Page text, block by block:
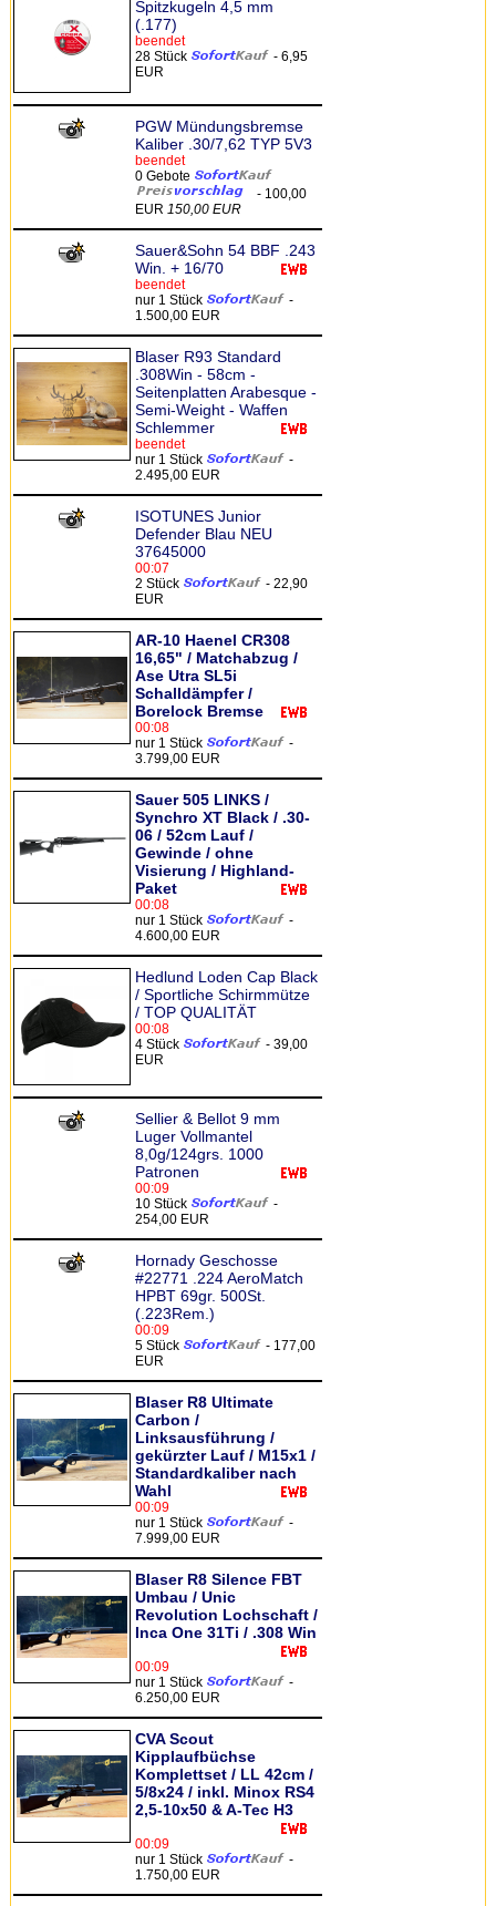
Spitzkugeln 4,5 mm
(.177)
beendet
28 Stück
- 6,95
EUR
PGW Mündungsbremse
Kaliber .30/7,62 TYP 5V3
beendet
0 Gebote
- 100,00
EUR 150,00 EUR
Sauer&Sohn 54 BBF .243
Win. + 16/70
beendet
nur 1 Stück
-
1.500,00 EUR
Blaser R93 Standard
.308Win - 58cm -
Seitenplatten Arabesque -
Semi-Weight - Waffen
Schlemmer
beendet
nur 1 Stück
-
2.495,00 EUR
ISOTUNES Junior
Defender Blau NEU
37645000
00:07
2 Stück
- 22,90
EUR
AR-10 Haenel CR308
16,65" / Matchabzug /
Ase Utra SL5i
Schalldämpfer /
Borelock Bremse
00:08
nur 1 Stück
-
3.799,00 EUR
Sauer 505 LINKS /
Synchro XT Black / .30-
06 / 52cm Lauf /
Gewinde / ohne
Visierung / Highland-
Paket
00:08
nur 1 Stück
-
4.600,00 EUR
Hedlund Loden Cap Black
/ Sportliche Schirmmütze
/ TOP QUALITÄT
00:08
4 Stück
- 39,00
EUR
Sellier & Bellot 9 mm
Luger Vollmantel
8,0g/124grs. 1000
Patronen
00:09
10 Stück
-
254,00 EUR
Hornady Geschosse
#22771 .224 AeroMatch
HPBT 69gr. 500St.
(.223Rem.)
00:09
5 Stück
- 177,00
EUR
Blaser R8 Ultimate
Carbon /
Linksausführung /
gekürzter Lauf / M15x1 /
Standardkaliber nach
Wahl
00:09
nur 1 Stück
-
7.999,00 EUR
Blaser R8 Silence FBT
Umbau / Unic
Revolution Lochschaft /
Inca One 31Ti / .308 Win
00:09
nur 1 Stück
-
6.250,00 EUR
CVA Scout
Kipplaufbüchse
Komplettset / LL 42cm /
5/8x24 / inkl. Minox RS4
2,5-10x50 & A-Tec H3
00:09
nur 1 Stück
-
1.750,00 EUR